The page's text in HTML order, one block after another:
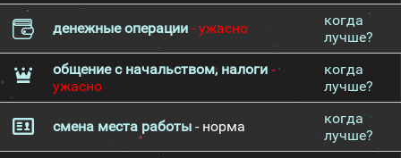
денежные операции - ужасно
когда
лучше?
общение с начальством, налоги -
ужасно
когда
лучше?
смена места работы - норма
когда
лучше?